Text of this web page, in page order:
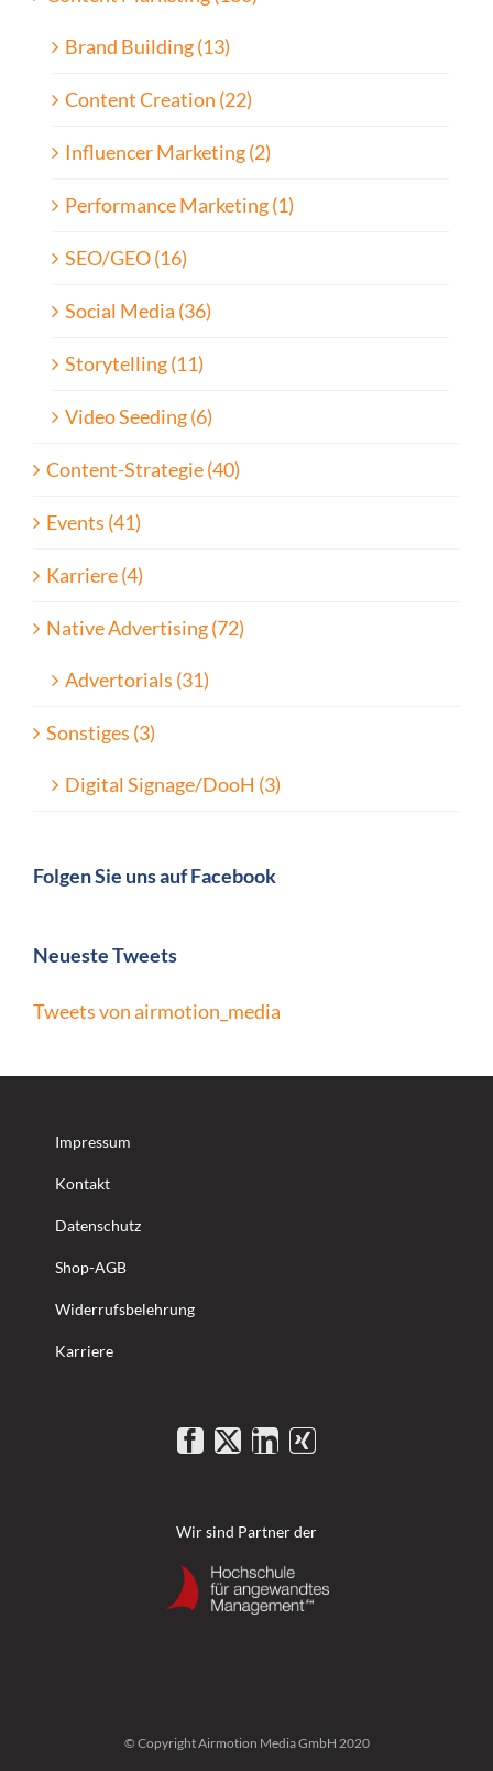
Brand Building (13)
Content Creation (22)
Influencer Marketing (2)
Performance Marketing (1)
SEO/GEO (16)
Social Media (36)
Storytelling (11)
Video Seeding (6)
Content-Strategie (40)
Events (41)
Karriere (4)
Native Advertising (72)
Advertorials (31)
Sonstiges (3)
Digital Signage/DooH (3)
Folgen Sie uns auf Facebook
Neueste Tweets
Tweets von airmotion_media
Impressum
Kontakt
Datenschutz
Shop-AGB
Widerrufsbelehrung
Karriere
Wir sind Partner der
© Copyright Airmotion Media GmbH 2020